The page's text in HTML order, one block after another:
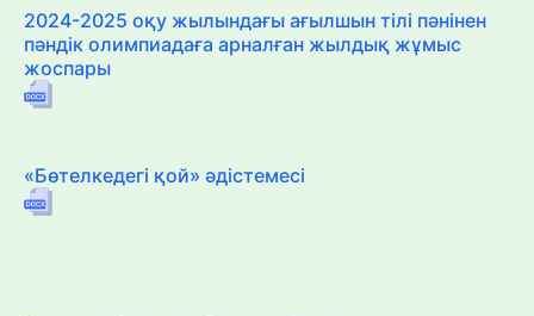
2024-2025 оқу жылындағы ағылшын тілі пәнінен
пәндік олимпиадаға арналған жылдық жұмыс
жоспары
«Бөтелкедегі қой» әдістемесі